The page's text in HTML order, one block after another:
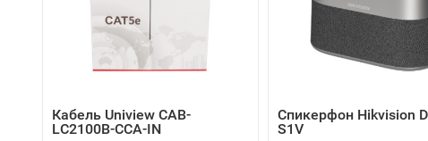
Кабель Uniview CAB-
LC2100B-CCA-IN
Спикерфон Hikvision
S1V